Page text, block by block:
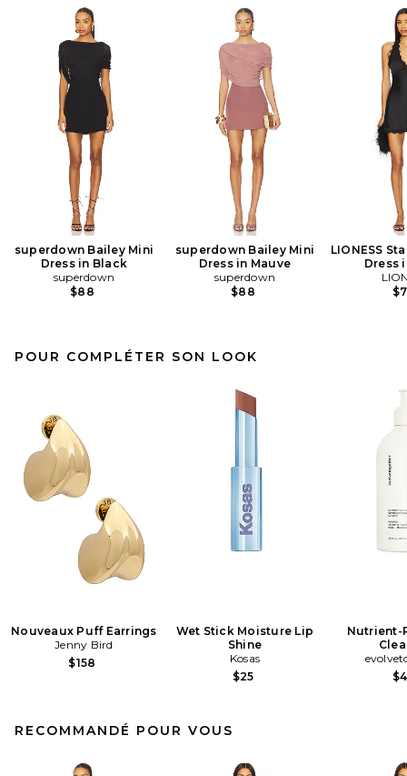
superdown Bailey Mini
Dress in Black
superdown
$88
superdown Bailey Mini
Dress in Mauve
superdown
$88
LIONESS
Dress
POUR COMPLÉTER SON LOOK
Nouveaux Puff Earrings
Jenny Bird
$158
Wet Stick Moisture Lip
Shine
Kosas
$25
Nutrient-
RECOMMANDÉ POUR VOUS